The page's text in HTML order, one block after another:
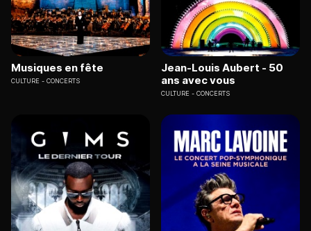
Musiques en fête
CULTURE CONCERTS
Jean-Louis Aubert - 50
ans avec vous
CULTURE CONCERTS